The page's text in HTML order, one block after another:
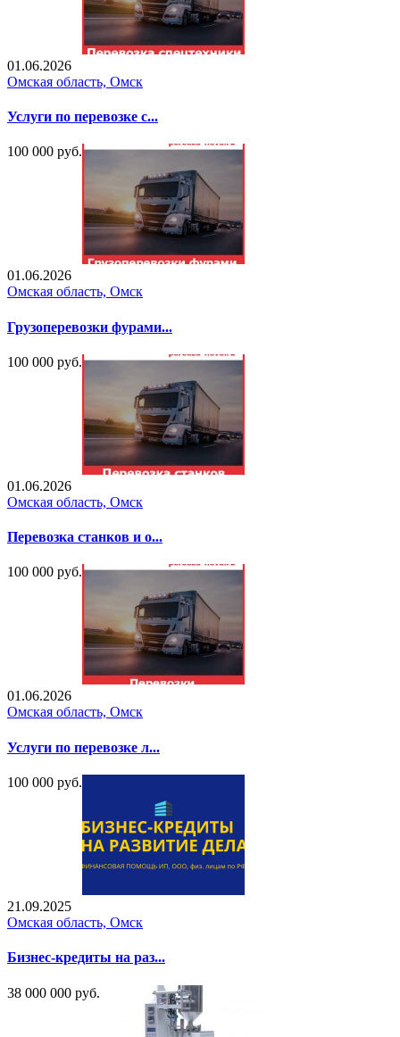
01.06.2026
Омская область, Омск
Услуги по перевозке с...
100 000 руб.
01.06.2026
Омская область, Омск
Грузоперевозки фурами...
100 000 руб.
01.06.2026
Омская область, Омск
Перевозка станков и о...
100 000 руб.
01.06.2026
Омская область, Омск
Услуги по перевозке л...
100 000 руб.
21.09.2025
Омская область, Омск
Бизнес-кредиты на раз...
38 000 000 руб.